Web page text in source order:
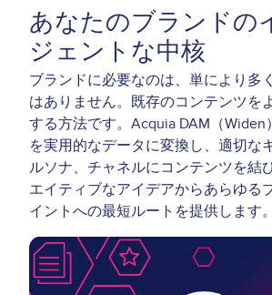
Video
Thumbnail
あなたのブランドの
ジェントな中核
ブランドに必要なのは、単により多
はありません。既存のコンテンツを
する方法です。Acquia DAM（Widen
を実用的なデータに変換し、適切な
ルソナ、チャネルにコンテンツを結
エイティブなアイデアからあらゆる
イントへの最短ルートを提供します。